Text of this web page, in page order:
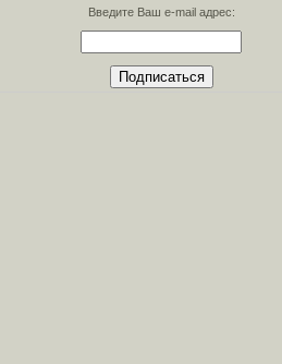
Введите Ваш e-mail адрес: